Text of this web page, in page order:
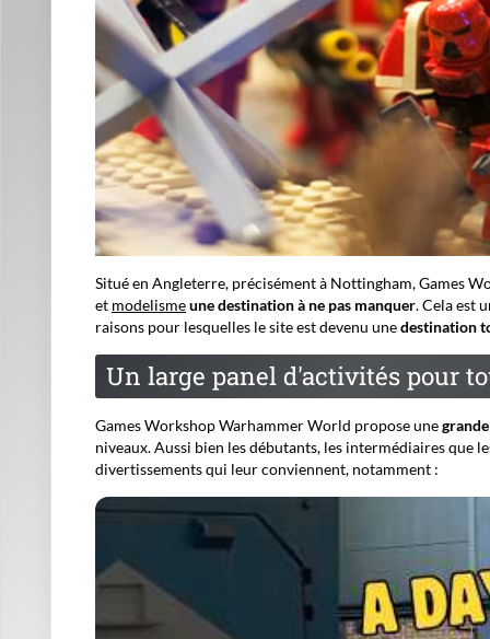
Situé en Angleterre, précisément à Nottingham, Games
et modelismeune destination à ne pas manquer. Cela est
raisons pour lesquelles le site est devenu unedestination
Un large panel d'activités pour
Games Workshop Warhammer World propose une
niveaux. Aussi bien les débutants, les intermédiaires que
divertissements qui leur conviennent, notamment :